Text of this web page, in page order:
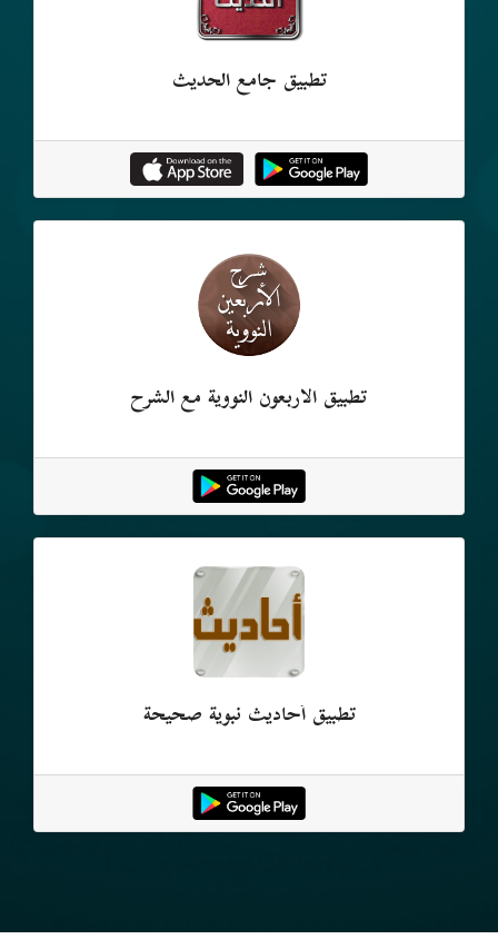
تطبيق جامع الحديث
تطبيق الأربعون النووية مع الشرح
تطبيق أحاديث نبوية صحيحة